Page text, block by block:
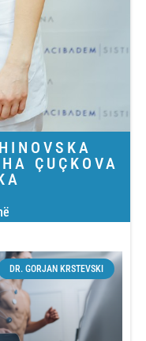
ÇUÇKOVA
DR. GORJAN KRSTEVSKI